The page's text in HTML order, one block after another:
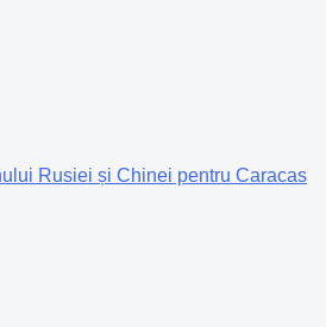
Rusiei și Chinei pentru Caracas